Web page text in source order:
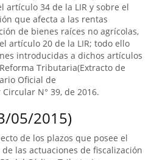
artículo 34 de la LIR y sobre el
que afecta a las rentas
de bienes raíces no agrícolas,
artículo 20 de la LIR; todo ello
introducidas a dichos artículos
Tributaria(Extracto de
Oficial de
N° 39, de 2016.
05/2015)
de los plazos que posee el
las actuaciones de fiscalización